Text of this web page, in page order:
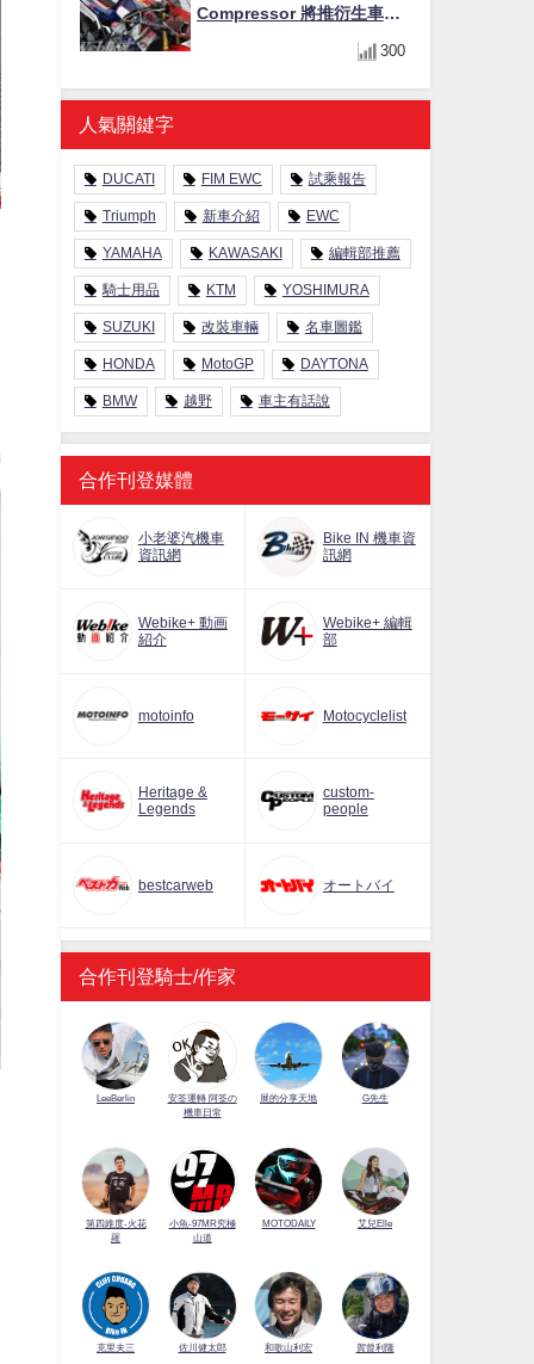
Compressor 將推衍生車
系？自然進氣 V3 同步測試
300
人氣關鍵字
DUCATI FIM EWC 試乘報告
Triumph 新車介紹 EWC
YAMAHA KAWASAKI 編輯部推薦
騎士用品 KTM YOSHIMURA
SUZUKI 改裝車輛 名車圖鑑
HONDA MotoGP DAYTONA
BMW 越野 車主有話說
合作刊登媒體
小老婆汽機車
資訊網
Bike IN 機車資
訊網
Webike+ 動画
紹介
Webike+ 編輯
部
motoinfo Motocyclelist
Heritage &
Legends
custom-
people
bestcarweb オートバイ
合作刊登騎士/作家
LeeBerlin
安筌運轉 阿筌の
機車日常
展的分享天地 G先生
第四維度-火花
羅
小魚-97MR究極
山道
MOTODAILY 艾兒Elle
克里夫三 佐川健太郎 和歌山利宏 賀曾利隆